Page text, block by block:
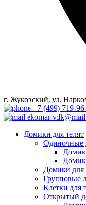
г. Жуковский, ул.
+7 (499) 719-
ekomar-
Домики для телят
Одиночные
Домик
Домики для
Групповые
Клетки для
Открытый